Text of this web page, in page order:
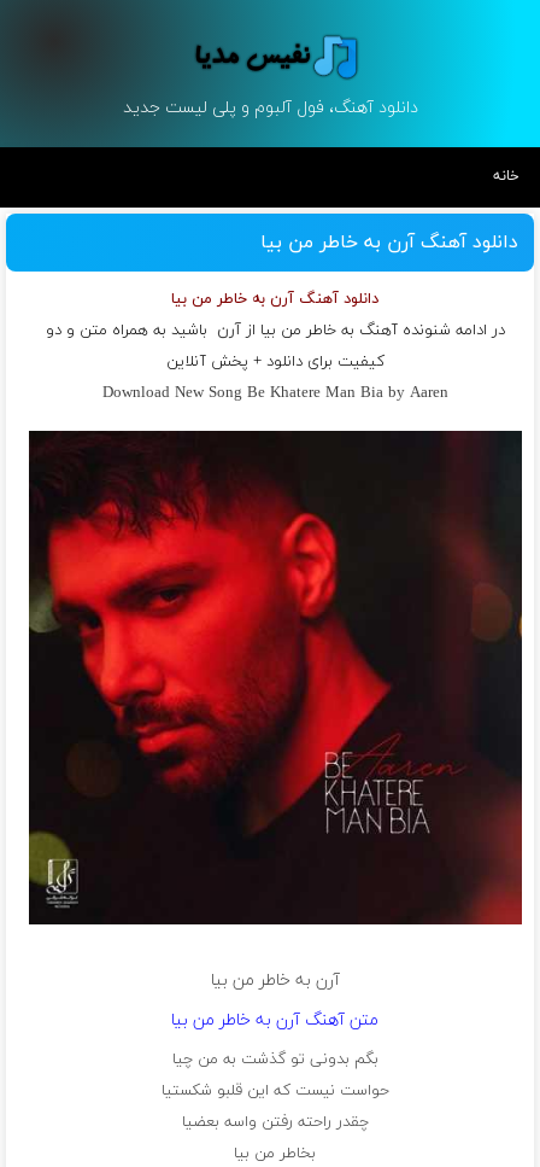
دانلود آهنگ، فول آلبوم و پلی لیست جدید
خانه
دانلود آهنگ آرن به خاطر من بیا
دانلود آهنگ آرن به خاطر من بیا
در ادامه شنونده آهنگ به خاطر من بیا ازآرن باشید به همراه متن و دو
کیفیت برای دانلود + پخش آنلاین
Download New Song Be Khatere Man Bia by Aaren
آرن به خاطر من بیا
متن آهنگ آرن به خاطر من بیا
بگم بدونی تو گذشت به من چیا
حواست نیست که این قلبو شکستیا
چقدر راحته رفتن واسه بعضیا
بخاطر من بیا